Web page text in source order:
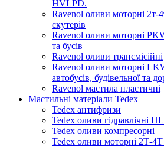
HVLPD.
Ravenol оливи моторні 2т-
скутерів
Ravenol оливи моторні
та бусів
Ravenol оливи трансмісійні
Ravenol оливи моторні
автобусів, будівельної та
Ravenol мастила пластичні
Мастильні матеріали Tedex
Tedex антифризи
Tedex оливи гідравлічні
Tedex оливи компресорні
Tedex оливи моторні 2Т-4Т